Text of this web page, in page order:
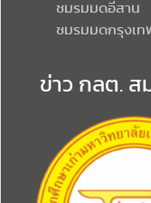
ชมรมมดอีสาน
ชมรมมดกรุงเท
ข่าว กลต. ส